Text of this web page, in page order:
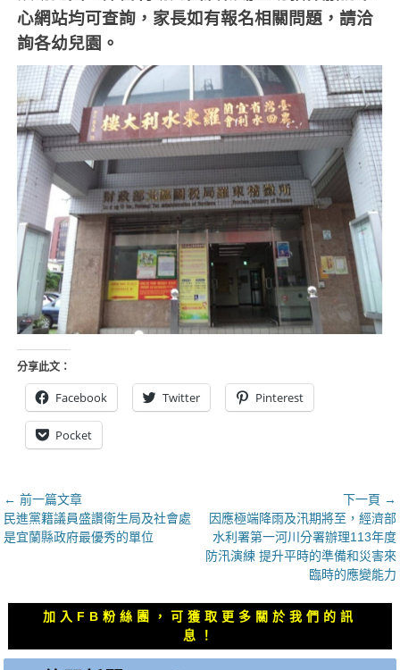
心網站均可查詢，家長如有報名相關問題，請洽
詢各幼兒園。
分享此文：
Facebook Twitter Pinterest
Pocket
文
章
導
← 前一篇文章
上
一
民進黨籍議員盛讚衛生局及社會處
是宜蘭縣政府最優秀的單位
下一頁 →
下
篇
因應極端降雨及汛期將至，經濟部
水利署第一河川分署辦理113年度
防汛演練 提升平時的準備和災害來
臨時的應變能力
加入FB粉絲團，可獲取更多關於我們的訊
息！